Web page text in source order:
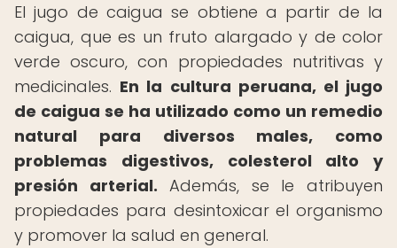
El jugo de caigua se obtiene a partir de la
caigua, que es un fruto alargado y de color
verde oscuro, con propiedades nutritivas y
medicinales. En la cultura peruana, el jugo
de caigua se ha utilizado como un remedio
natural para diversos males, como
problemas digestivos, colesterol alto y
presión arterial. Además, se le atribuyen
propiedades para desintoxicar el organismo
y promover la salud en general.